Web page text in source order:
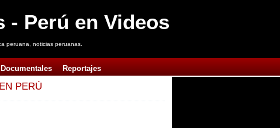
- Perú en Videos
peruana, noticias peruanas.
Documentales Reportajes
PERÚ